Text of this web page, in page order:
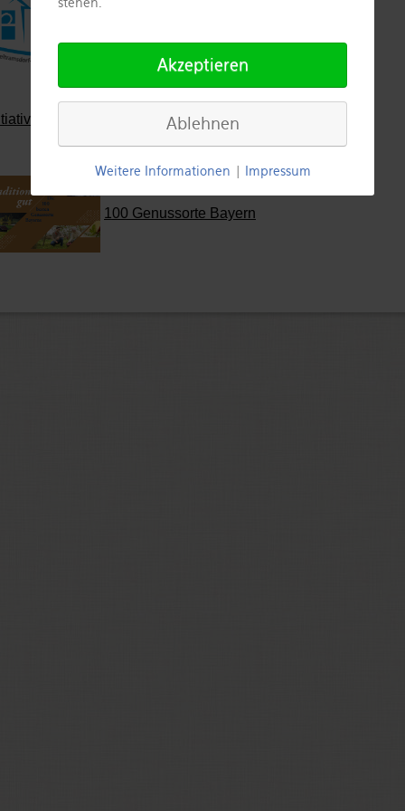
Boden:ständig
100 Genussorte Bayern
Akzeptieren
Ablehnen
Weitere Informationen Impressum